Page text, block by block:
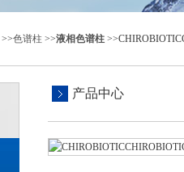
>>色谱柱 >>液相色谱柱
产品中心